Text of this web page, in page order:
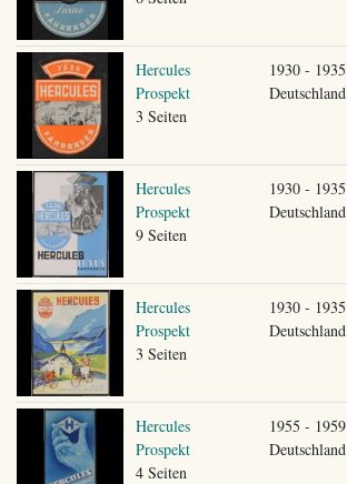
Hercules
Prospekt
3 Seiten
1930 - 1935
Deutschland
Hercules
Prospekt
9 Seiten
1930 - 1935
Deutschland
Hercules
Prospekt
3 Seiten
1930 - 1935
Deutschland
Hercules
Prospekt
4 Seiten
1955 - 1959
Deutschland